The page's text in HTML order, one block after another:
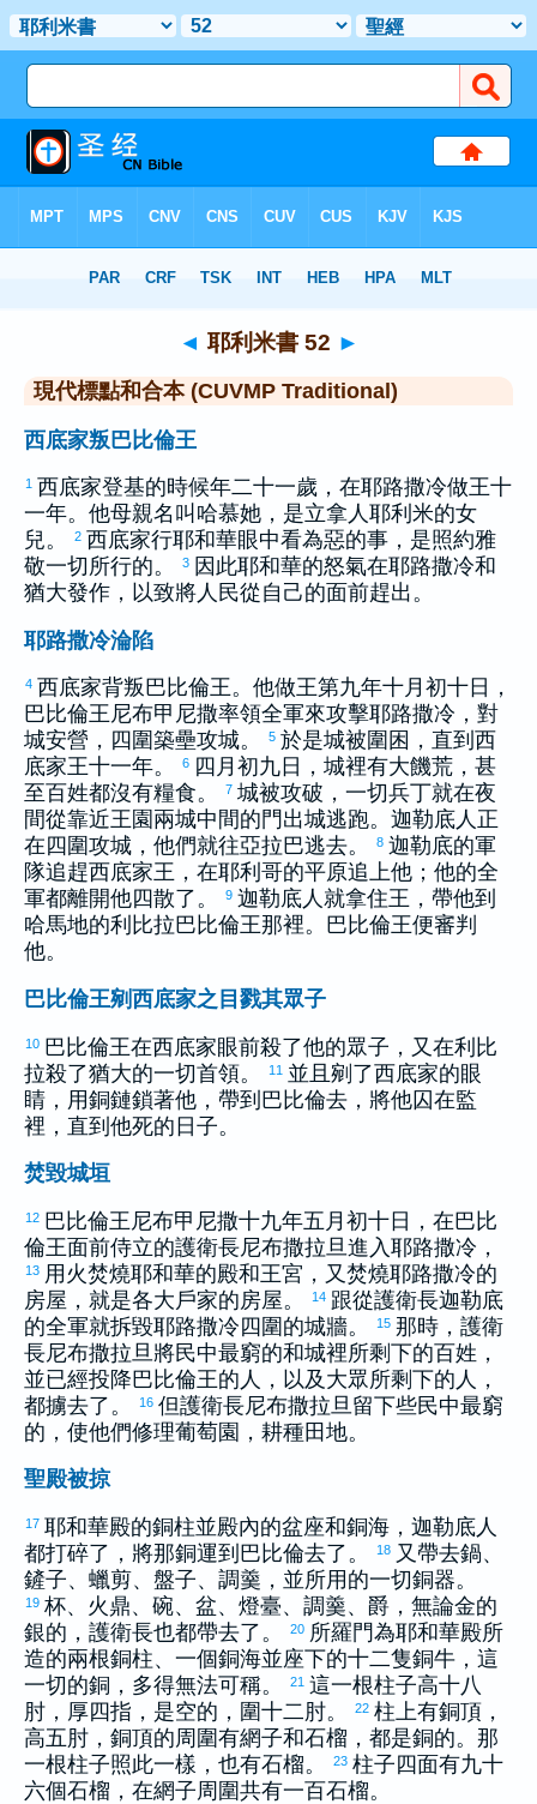
> 耶利米書 52
◄ 耶利米書 52 ►
現代標點和合本 (CUVMP Traditional)
西底家叛巴比倫王
1 西底家登基的時候年二十一歲，在耶路撒冷做王十
一年。他母親名叫 哈慕她 ，是立拿人耶利米的女
兒。
2 西底家行耶和華眼中看為惡的事，是照約雅
敬一切所行的。 3 因此耶和華的怒氣在耶路撒冷和
猶大發作，以致將人民從自己的面前趕出。
耶路撒冷淪陷
4 西底家背叛 巴比倫王。他做王第九年十月初十日，
巴比倫王尼布甲尼撒率領全軍來攻擊耶路撒冷 ，對
城安營，四圍築壘攻城。
5 於是城被圍困，直到 西
底家王十一年。 6 四月初九日，城裡有大饑荒，甚
至百姓都沒有糧食。
7 城被攻破，一切兵丁就在夜
間從靠近王園兩城中間的門出城逃跑。 迦勒底人正
在四圍攻城，他們就往亞拉巴逃去。 8 迦勒底的軍
隊追趕西底家王，在耶利哥的平原追上他；他的全
軍都離開他四散了。
9 迦勒底人就拿住王，帶他到
哈馬地的利比拉 巴比倫王那裡。 巴比倫王便審判
他。
巴比倫王剜西底家之目戮其眾子
10 巴比倫王在西底家眼前殺了他的眾子，又在利比
拉殺了猶大的一切首領。 11 並且剜了西底家的眼
睛，用銅鏈鎖著他，帶到 巴比倫去，將他囚在監
裡，直到他死的日子。
焚毀城垣
12 巴比倫王尼布甲尼撒十九年五月初十日，在巴比
倫王面前侍立的護衛長尼布撒拉旦 進入 耶路撒冷 ，
13 用火焚燒耶和華的殿和王宮，又焚燒耶路撒冷的
房屋，就是各大戶家的房屋。
14 跟從護衛長迦勒底
的全軍就拆毀耶路撒冷四圍的城牆。 15 那時，護衛
長尼布撒拉旦 將民中最窮的和城裡所剩下的百姓，
並已經投降巴比倫王的人，以及大眾所剩下的人，
都擄去了。
16 但護衛長尼布撒拉旦 留下些民中最窮
的，使他們修理葡萄園，耕種田地。
聖殿被掠
17 耶和華殿的銅柱並殿內的盆座和銅海， 迦勒底 人
都打碎了，將那銅運到 巴比倫去了。 18 又帶去鍋、
鏟子、蠟剪、盤子、調羹，並所用的一切銅器。
19 杯、火鼎、碗、盆、燈臺、調羹、爵，無論金的
銀的，護衛長也都帶去了。
20 所羅門為耶和華殿所
造的兩根銅柱、一個銅海並座下的十二隻銅牛，這
一切的銅，多得無法可稱。
21 這一根柱子高十八
肘，厚四指，是空的，圍十二肘。
22 柱上有銅頂，
高五肘，銅頂的周圍有網子和石榴，都是銅的。那
一根柱子照此一樣，也有石榴。
23 柱子四面有九十
六個石榴，在網子周圍共有一百石榴。